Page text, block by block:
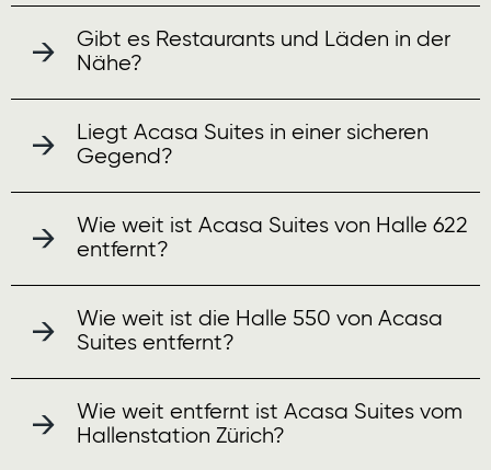
Gibt es Restaurants und Läden in der
Nähe?
Liegt Acasa Suites in einer sicheren
Gegend?
Wie weit ist Acasa Suites von Halle 622
entfernt?
Wie weit ist die Halle 550 von Acasa
Suites entfernt?
Wie weit entfernt ist Acasa Suites vom
Hallenstation Zürich?